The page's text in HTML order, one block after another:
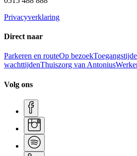
Privacyverklaring
Direct naar
Parkeren en routeOp bezoek
wachttijdenThuiszorg van Antonius
Volg ons